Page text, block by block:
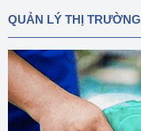
QUẢN LÝ THỊ TRƯỜNG